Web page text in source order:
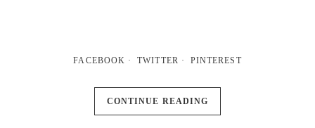
FACEBOOK TWITTER PINTEREST
CONTINUE READING